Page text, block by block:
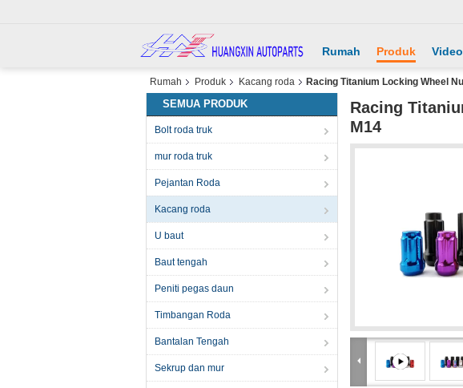
Rumah Produk Video
Rumah Produk Kacang roda Racing Titanium Locking Wheel
SEMUA PRODUK
Bolt roda truk
mur roda truk
Pejantan Roda
Kacang roda
U baut
Baut tengah
Peniti pegas daun
Timbangan Roda
Bantalan Tengah
Sekrup dan mur
Racing
M14